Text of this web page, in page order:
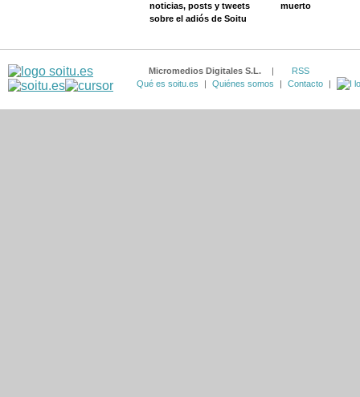
noticias, posts y tweets
sobre el adiós de Soitu
muerto
Micromedios Digitales S.L. |
RSS
Qué es soitu.es
| Quiénes somos | Contacto |